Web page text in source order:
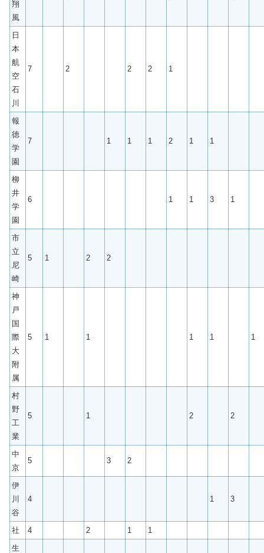
翔
風
日
本
航
空
石
川
7 2 2 2 1
報
徳
学
園
7 1 1 1 2 1 1
柳
井
学
園
6 1 1 3 1
市
立
尼
崎
5 1 2 2
神
戸
国
際
大
附
属
5 1 1 1 1 1
村
野
工
業
5 1 2 2
中
京
5 3 2
伊
川
谷
4 1 3
社 4 2 1
1
生